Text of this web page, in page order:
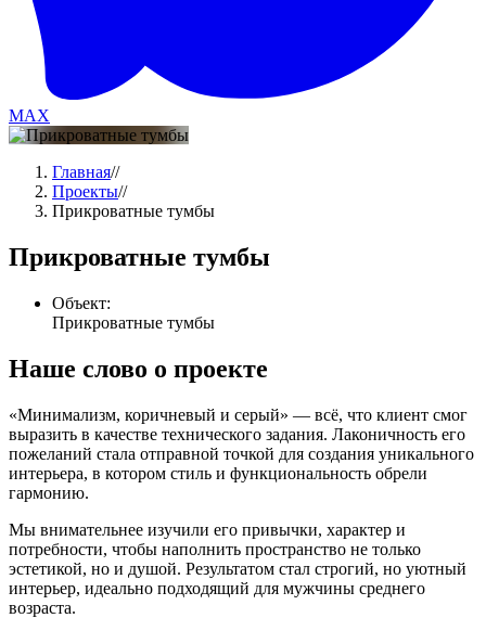
MAX
Главная//
Проекты//
Прикроватные тумбы
Прикроватные тумбы
Объект:
Прикроватные тумбы
Наше слово о проекте
«Минимализм, коричневый и серый» — всё, что клиент смог
выразить в качестве технического задания. Лаконичность его
пожеланий стала отправной точкой для создания уникального
интерьера, в котором стиль и функциональность обрели
гармонию.
Мы внимательнее изучили его привычки, характер и
потребности, чтобы наполнить пространство не только
эстетикой, но и душой. Результатом стал строгий, но уютный
интерьер, идеально подходящий для мужчины среднего
возраста.